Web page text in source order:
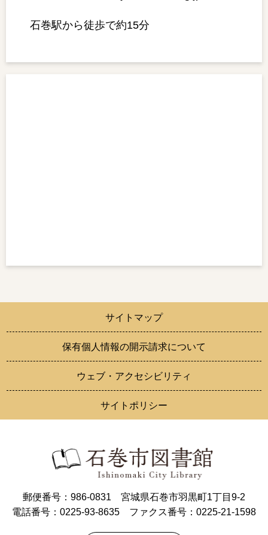
石巻駅から徒歩で約15分
サイトマップ
保有個人情報の開示請求について
ウェブ・アクセシビリティ
サイトポリシー
郵便番号：986-0831 宮城県石巻市羽黒町1丁目9-2
電話番号：0225-93-8635 ファクス番号：0225-21-1598